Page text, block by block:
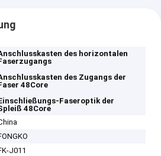
des horizontalen
des Zugangs der
48Core
Faseroptik der
48Core
J011